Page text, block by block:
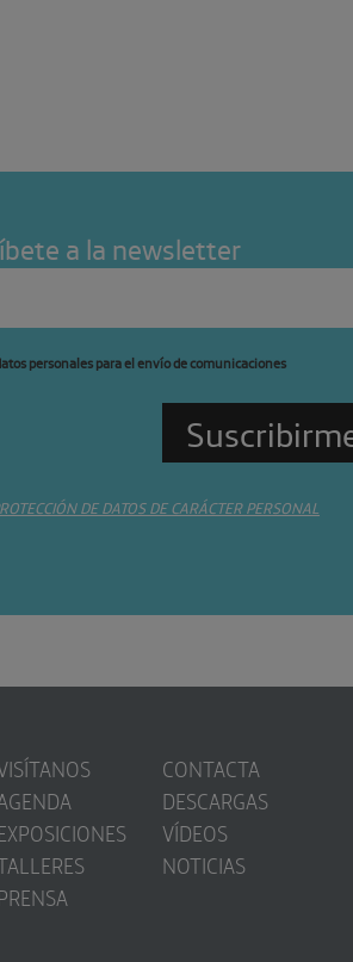
a la newsletter
personales para el envío de comunicaciones
DE DATOS DE CARÁCTER PERSONAL
CONTACTA
DESCARGAS
VÍDEOS
NOTICIAS